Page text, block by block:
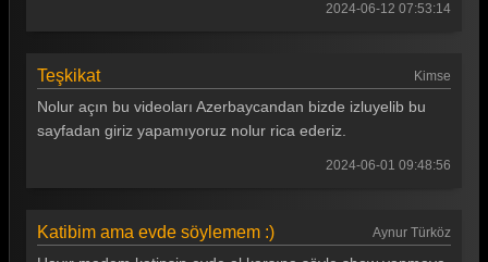
2024-06-12 07:53:14
Teşkikat Kimse
Nolur açın bu videoları Azerbaycandan bizde izluyelib bu
sayfadan giriz yapamıyoruz nolur rica ederiz.
2024-06-01 09:48:56
Katibim ama evde söylemem :) Aynur Türköz